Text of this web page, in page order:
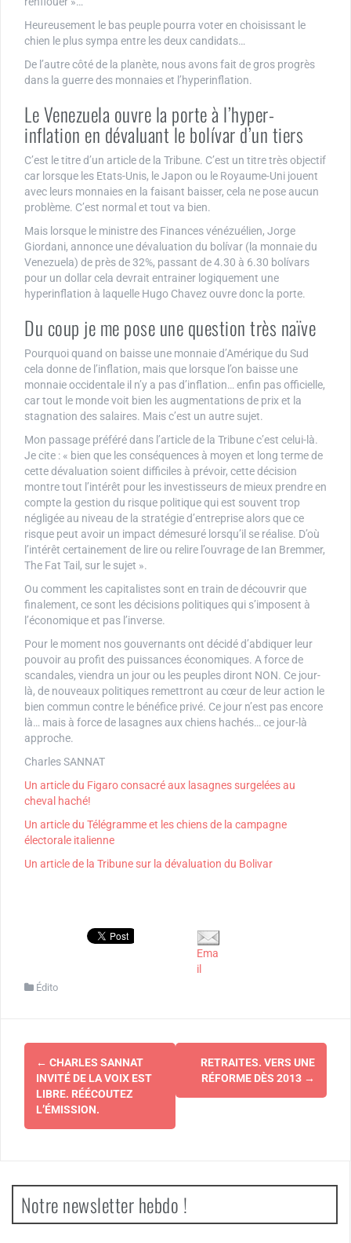
Heureusement le bas peuple pourra voter en choisissant le
chien le plus sympa entre les deux candidats…
De l’autre côté de la planète, nous avons fait de gros progrès
dans la guerre des monnaies et l’hyperinflation.
Le Venezuela ouvre la porte à l’hyper-
inflation en dévaluant le bolívar d’un tiers
C’est le titre d’un article de la Tribune. C’est un titre très objectif
car lorsque les Etats-Unis, le Japon ou le Royaume-Uni jouent
avec leurs monnaies en la faisant baisser, cela ne pose aucun
problème. C’est normal et tout va bien.
Mais lorsque le ministre des Finances vénézuélien, Jorge
Giordani, annonce une dévaluation du bolívar (la monnaie du
Venezuela) de près de 32%, passant de 4.30 à 6.30 bolívars
pour un dollar cela devrait entrainer logiquement une
hyperinflation à laquelle Hugo Chavez ouvre donc la porte.
Du coup je me pose une question très naïve
Pourquoi quand on baisse une monnaie d’Amérique du Sud
cela donne de l’inflation, mais que lorsque l’on baisse une
monnaie occidentale il n’y a pas d’inflation… enfin pas officielle,
car tout le monde voit bien les augmentations de prix et la
stagnation des salaires. Mais c’est un autre sujet.
Mon passage préféré dans l’article de la Tribune c’est celui-là.
Je cite : « bien que les conséquences à moyen et long terme de
cette dévaluation soient difficiles à prévoir, cette décision
montre tout l’intérêt pour les investisseurs de mieux prendre en
compte la gestion du risque politique qui est souvent trop
négligée au niveau de la stratégie d’entreprise alors que ce
risque peut avoir un impact démesuré lorsqu’il se réalise. D’où
l’intérêt certainement de lire ou relire l’ouvrage de Ian Bremmer,
The Fat Tail, sur le sujet ».
Ou comment les capitalistes sont en train de découvrir que
finalement, ce sont les décisions politiques qui s’imposent à
l’économique et pas l’inverse.
Pour le moment nos gouvernants ont décidé d’abdiquer leur
pouvoir au profit des puissances économiques. A force de
scandales, viendra un jour ou les peuples diront NON. Ce jour-
là, de nouveaux politiques remettront au cœur de leur action le
bien commun contre le bénéfice privé. Ce jour n’est pas encore
là… mais à force de lasagnes aux chiens hachés… ce jour-là
approche.
Charles SANNAT
Un article du Figaro consacré aux lasagnes surgelées au
cheval haché!
Un article du Télégramme et les chiens de la campagne
électorale italienne
Un article de la Tribune sur la dévaluation du Bolivar
Ema
il
Édito
Navigation
d'article
← CHARLES SANNAT
INVITÉ DE LA VOIX EST
LIBRE. RÉÉCOUTEZ
L’ÉMISSION.
RETRAITES. VERS UNE
RÉFORME DÈS 2013 →
Notre newsletter hebdo !